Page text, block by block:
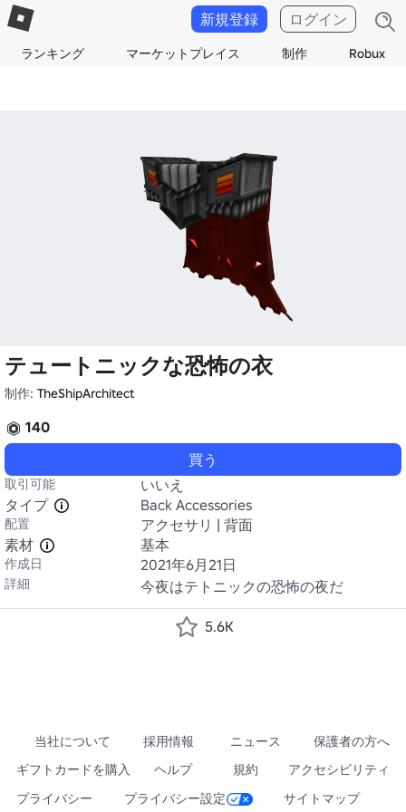
ランキング マーケットプレイス 制作 Robux
新規登録 ログイン
テュートニックな恐怖の衣
制作: TheShipArchitect
140
買う
取引可能
いいえ
タイプ
Back Accessories
配置
アクセサリ | 背面
素材
基本
作成日 2021年6月21日
詳細 今夜はテトニックの恐怖の夜だ
5.6K
当社について 採用情報 ニュース
保護者の方へ
ギフトカードを購入
ヘルプ 規約
アクセシビリティ
プライバシー
プライバシー設定 サイトマップ